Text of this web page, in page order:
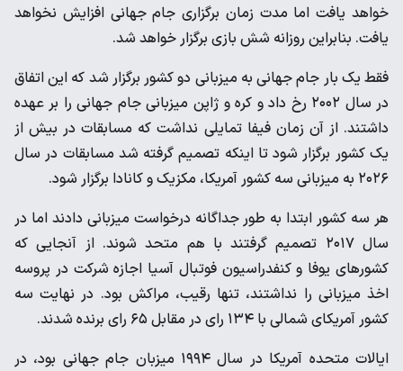
خواهد یافت اما مدت زمان برگزاری جام جهانی افزایش نخواهد
یافت. بنابراین روزانه شش بازی برگزار خواهد شد.
فقط یک بار جام جهانی به میزبانی دو کشور برگزار شد که این اتفاق
در سال ۲۰۰۲ رخ داد و کره و ژاپن میزبانی جام جهانی را بر عهده
داشتند. از آن زمان فیفا تمایلی نداشت که مسابقات در بیش از
یک کشور برگزار شود تا اینکه تصمیم گرفته شد مسابقات در سال
۲۰۲۶ به میزبانی سه کشور آمریکا، مکزیک و کانادا برگزار شود.
هر سه کشور ابتدا به طور جداگانه درخواست میزبانی دادند اما در
سال ۲۰۱۷ تصمیم گرفتند با هم متحد شوند. از آنجایی که
کشورهای یوفا و کنفدراسیون فوتبال آسیا اجازه شرکت در پروسه
اخذ میزبانی را نداشتند، تنها رقیب، مراکش بود. در نهایت سه
کشور آمریکای شمالی با ۱۳۴ رای در مقابل ۶۵ رای برنده شدند.
ایالات متحده آمریکا در سال ۱۹۹۴ میزبان جام جهانی بود، در